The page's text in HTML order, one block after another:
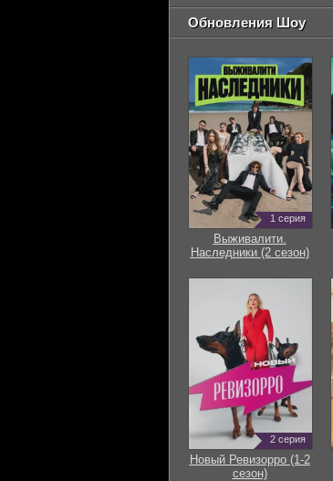
Обновления Шоу
1 серия
Выживалити.
Наследники (2 сезон)
2 серия
Новый Ревизорро (1-2
сезон)